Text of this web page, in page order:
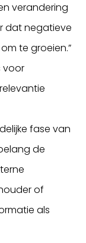
verandering
dat negatieve
te groeien.”
voor
fase van
de
of
als